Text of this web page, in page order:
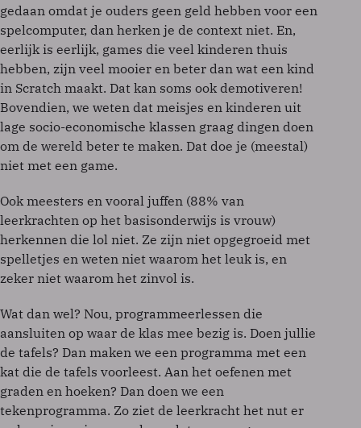
gedaan omdat je ouders geen geld hebben voor een
spelcomputer, dan herken je de context niet. En,
eerlijk is eerlijk, games die veel kinderen thuis
hebben, zijn veel mooier en beter dan wat een kind
in Scratch maakt. Dat kan soms ook demotiveren!
Bovendien, we weten dat meisjes en kinderen uit
lage socio-economische klassen graag dingen doen
om de wereld beter te maken. Dat doe je (meestal)
niet met een game.
Ook meesters en vooral juffen (88% van
leerkrachten op het basisonderwijs is vrouw)
herkennen die lol niet. Ze zijn niet opgegroeid met
spelletjes en weten niet waarom het leuk is, en
zeker niet waarom het zinvol is.
Wat dan wel? Nou, programmeerlessen die
aansluiten op waar de klas mee bezig is. Doen jullie
de tafels? Dan maken we een programma met een
kat die de tafels voorleest. Aan het oefenen met
graden en hoeken? Dan doen we een
tekenprogramma. Zo ziet de leerkracht het nut er